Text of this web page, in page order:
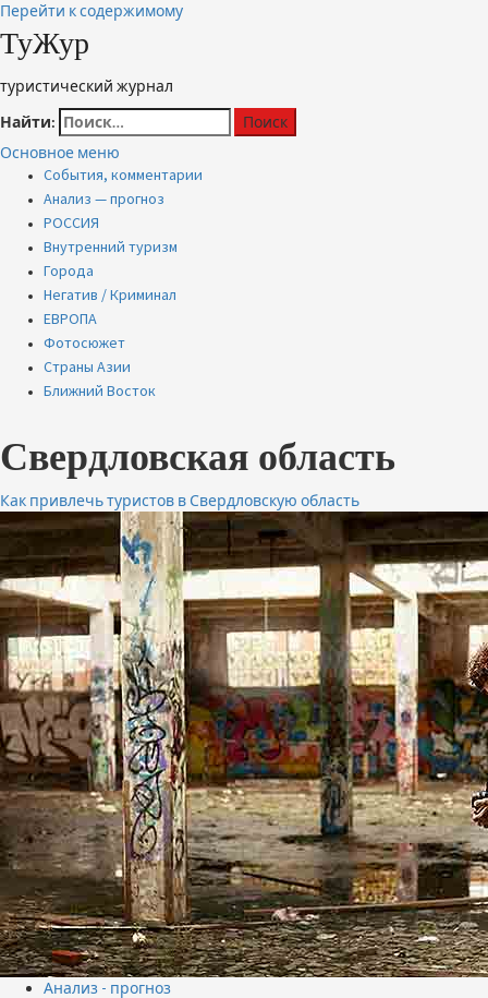
Перейти к содержимому
ТуЖур
туристический журнал
Найти:
Основное меню
События, комментарии
Анализ — прогноз
РОССИЯ
Внутренний туризм
Города
Негатив / Криминал
ЕВРОПА
Фотосюжет
Страны Азии
Ближний Восток
Свердловская область
Как привлечь туристов в Свердловскую область
Анализ - прогноз